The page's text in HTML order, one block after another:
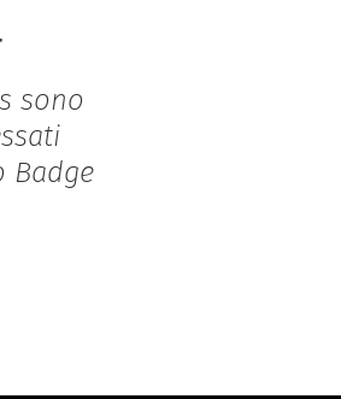
sono
Badge